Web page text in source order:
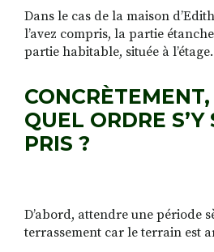
Dans le cas de la maison
l’avez compris, la partie
partie habitable, située à l’étage.
QUEL ORDRE S’Y
PRIS ?
D’abord, attendre une période
terrassement car le terrain est